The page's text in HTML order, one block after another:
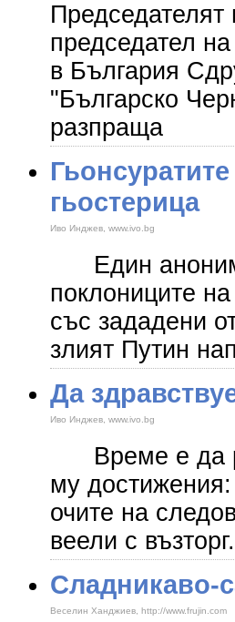
председател
в България
"Българско
разпраща
гьостерица
Иво Инджев, www.ivo.bg
Един
поклониците
със зададени
злият Путин
Да
Иво Инджев, www.ivo.bg
Време е да
му
очите на
веели с
Сладникаво-
Веселин Ханджиев, http://www.frujin.com